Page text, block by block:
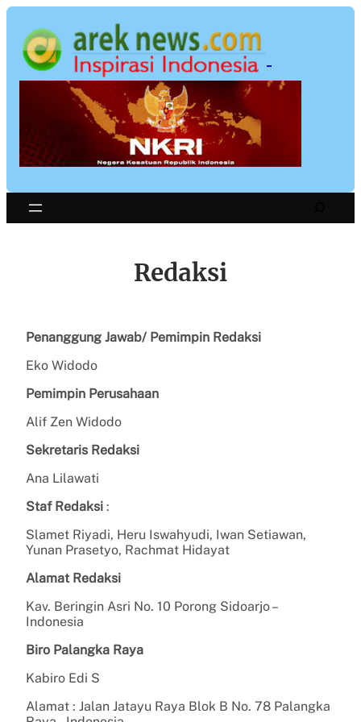
Skip
content
Redaksi
Penanggung Jawab/ Pemimpin Redaksi
Eko Widodo
Pemimpin Perusahaan
Alif Zen Widodo
Sekretaris Redaksi
Ana Lilawati
Staf Redaksi :
Slamet Riyadi, Heru Iswahyudi, Iwan Setiawan,
Yunan Prasetyo, Rachmat Hidayat
Alamat Redaksi
Kav. Beringin Asri No. 10 Porong Sidoarjo –
Indonesia
Biro Palangka Raya
Kabiro Edi S
Alamat : Jalan Jatayu Raya Blok B No. 78 Palangka